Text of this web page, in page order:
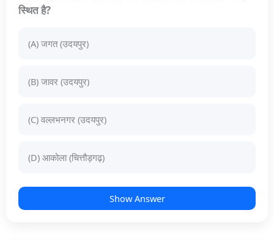
स्थित है?
(A) जगत (उदयपुर)
(B) जावर (उदयपुर)
(C) वल्लभनगर (उदयपुर)
(D) आकोला (चित्तौड़गढ़)
Show Answer